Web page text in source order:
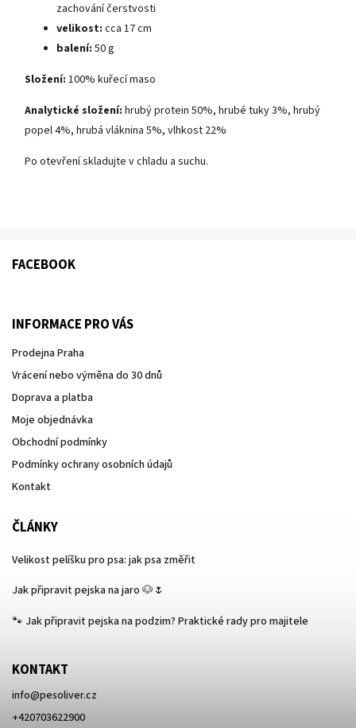
zachování čerstvosti
velikost: cca 17 cm
balení: 50 g
Složení: 100% kuřecí maso
Analytické složení: hrubý protein 50%, hrubé tuky 3%, hrubý
popel 4%, hrubá vláknina 5%, vlhkost 22%
Po otevření skladujte v chladu a suchu.
FACEBOOK
INFORMACE PRO VÁS
Prodejna Praha
Vrácení nebo výměna do 30 dnů
Doprava a platba
Moje objednávka
Obchodní podmínky
Podmínky ochrany osobních údajů
Kontakt
ČLÁNKY
Velikost pelíšku pro psa: jak psa změřit
Jak připravit pejska na jaro 🐶🌷
🐾 Jak připravit pejska na podzim? Praktické rady pro majitele
KONTAKT
info@pesoliver.cz
+420703622900